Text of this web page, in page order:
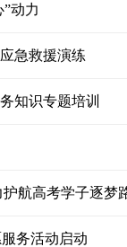
动力
急救援演练
知识专题培训
航高考学子逐梦
务活动启动